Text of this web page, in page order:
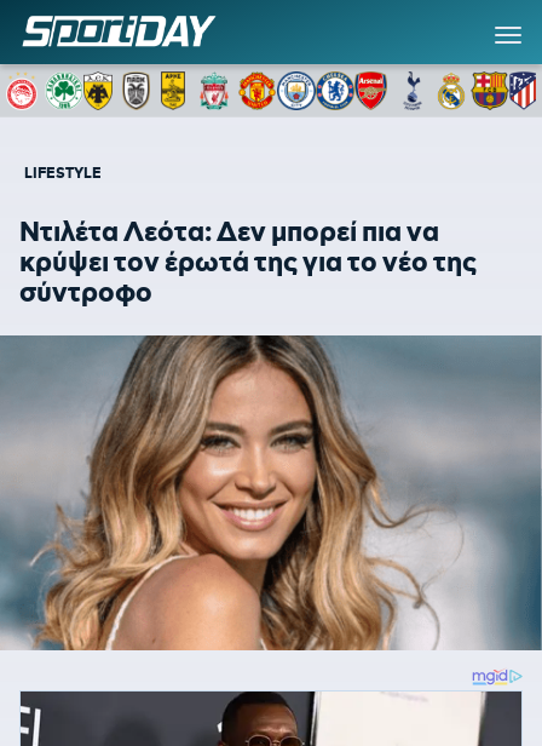
LIFESTYLE
Ντιλέτα Λεότα: Δεν μπορεί πια να
κρύψει τον έρωτά της για το νέο της
σύντροφο